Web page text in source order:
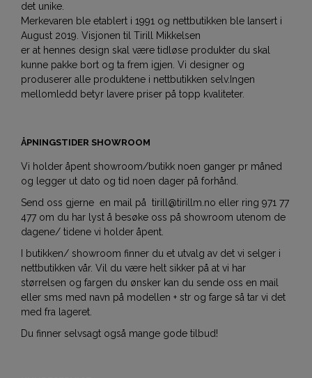
det unike.
Merkevaren ble etablert i 1991 og nettbutikken ble lansert i
August 2019. Visjonen til Tirill Mikkelsen
er at hennes design skal være tidløse produkter du skal
kunne pakke bort og ta frem igjen. Vi designer og
produserer alle produktene i nettbutikken selv.Ingen
mellomledd betyr lavere priser på topp kvaliteter.
ÅPNINGSTIDER SHOWROOM
Vi holder åpent showroom/butikk noen ganger pr måned
og legger ut dato og tid noen dager på forhånd.
Send oss gjerne en mail på tirill@tirillm.no eller ring 971 77
477 om du har lyst å besøke oss på showroom utenom de
dagene/ tidene vi holder åpent.
I butikken/ showroom finner du et utvalg av det vi selger i
nettbutikken vår. Vil du være helt sikker på at vi har
størrelsen og fargen du ønsker kan du sende oss en mail
eller sms med navn på modellen + str og farge så tar vi det
med fra lageret.
Du finner selvsagt også mange gode tilbud!